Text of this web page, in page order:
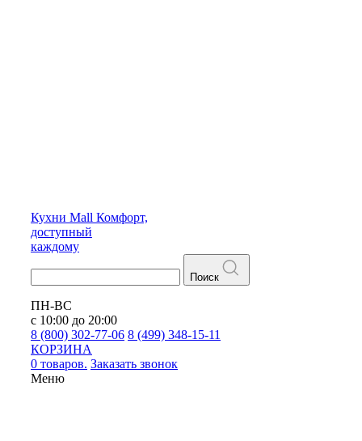
Кухни Mall Комфорт,
доступный
каждому
Поиск
ПН-ВС
с 10:00 до 20:00
8 (800) 302-77-06 8 (499) 348-15-11
КОРЗИНА
0 товаров. Заказать звонок
Меню